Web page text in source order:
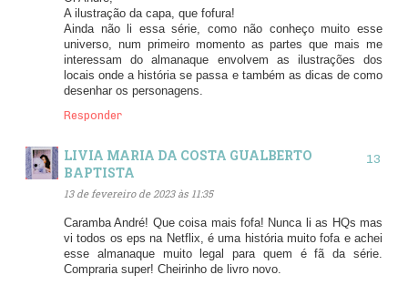
A ilustração da capa, que fofura!
Ainda não li essa série, como não conheço muito esse
universo, num primeiro momento as partes que mais me
interessam do almanaque envolvem as ilustrações dos
locais onde a história se passa e também as dicas de como
desenhar os personagens.
Responder
LIVIA MARIA DA COSTA GUALBERTO
BAPTISTA
13 de fevereiro de 2023 às 11:35
Caramba André! Que coisa mais fofa! Nunca li as HQs mas
vi todos os eps na Netflix, é uma história muito fofa e achei
esse almanaque muito legal para quem é fã da série.
Compraria super! Cheirinho de livro novo.